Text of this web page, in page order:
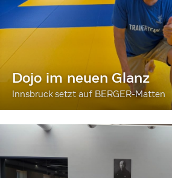
Dojo im neuen Glanz
Innsbruck setzt auf BERGER-Matten